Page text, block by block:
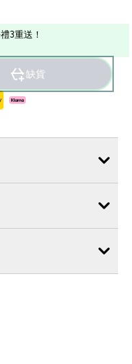
禮3重送！
缺貨